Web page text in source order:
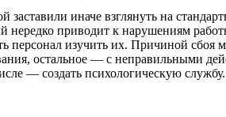
иначе взглянуть на
нередко приводит к нарушениям
персонал изучить их. Причиной сбоя
остальное — с неправильными
— создать психологическую службу.